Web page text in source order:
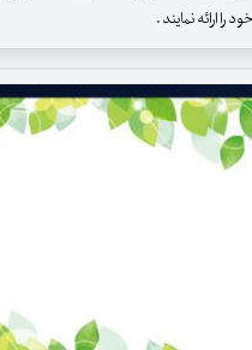
ارائه نمایند .